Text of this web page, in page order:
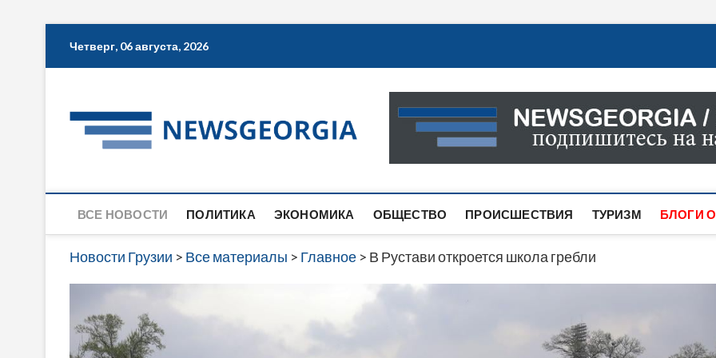
Четверг, 06 августа, 2026
Новости Грузии
САМАЯ АКТУАЛЬНАЯ ИНФОРМАЦИЯ О СОБЫТИЯХ
САЙТЕ ВЫ НАЙДЕТЕ НОВОСТИ ПОЛИТИКИ,
ВСЕ НОВОСТИ ПОЛИТИКА ЭКОНОМИКА ОБЩЕСТВО ПРОИСШЕСТВИЯ ТУРИЗМ БЛОГИ
Новости Грузии > Все материалы > Главное > В Рустави откроется школа гребли